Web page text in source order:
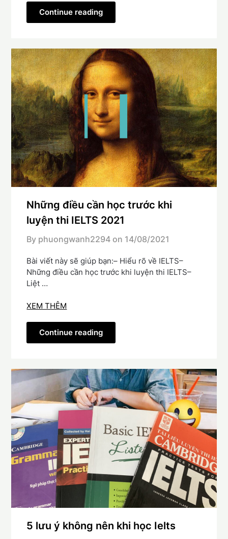
Continue reading
Những điều cần học trước khi
luyện thi IELTS 2021
By phuongwanh2294 on 14/08/2021
Bài viết này sẽ giúp bạn:– Hiểu rõ về IELTS–
Những điều cần học trước khi luyện thi IELTS–
Liệt …
XEM THÊM
Continue reading
5 lưu ý không nên khi học Ielts